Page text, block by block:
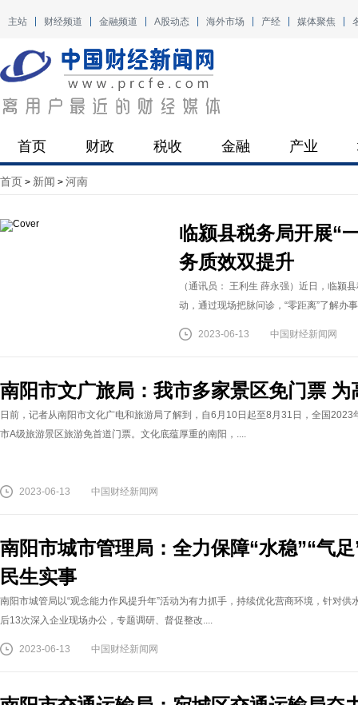
主站 财经频道 金融频道 A股动态 海外市场 产经 媒体聚焦
首页 财政 税收 金融 产业
首页 > 新闻 > 河南
临颍县税务局开展“
务质效双提升
（通讯员： 王利生 薛永强）近日，临颍
动，通过现场把脉问诊，“零距离”了解办
2023-06-13 中国财经新闻网
南阳市文广旅局：我市多家景区免门票 为
日前，记者从南阳市文化广电和旅游局了解到，自6月10日起至8月31日，全国
市A级旅游景区旅游免首道门票。文化底蕴厚重的南阳，....
2023-06-13 中国财经新闻网
南阳市城市管理局：全力保障“水稳”“气
民生实事
南阳市城管局以“观念能力作风提升年”活动为有力抓手，持续优化营商环境，针对供
后13次深入企业现场办公，专题调研、督促整改....
2023-06-13 中国财经新闻网